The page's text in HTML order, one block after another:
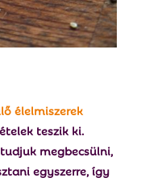
élelmiszerek
teszik ki.
megbecsülni,
egyszerre, így